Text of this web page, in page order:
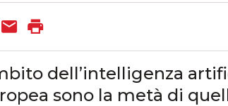
dell’intelligenza
sono la metà di